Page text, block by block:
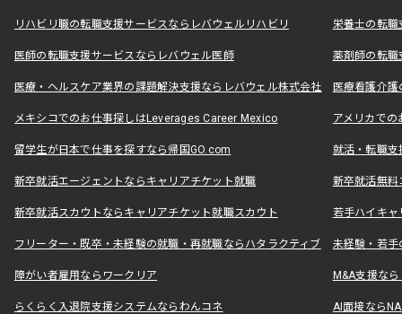
リハビリ職の転職支援サービスならレバウェルリハビリ 栄養士の転
医師の転職支援サービスならレバウェル医師 薬剤師の転
医療・ヘルスケア業界の課題解決支援ならレバウェル株式会社 医療看護介
メキシコでのお仕事探しはLeverages Career Mexico アメリカで
留学生が日本で仕事を探すなら帰国GO.com 就活・転職
新卒就活エージェントならキャリアチケット就職 新卒就活無料
新卒就活スカウトならキャリアチケット就職スカウト 若手ハイキ
フリーター・既卒・未経験の就職・再就職ならハタラクティブ 未経験・若手
障がい者雇用ならワークリア M&A支援な
らくらく入退院支援システムならわんコネ AI面接なら